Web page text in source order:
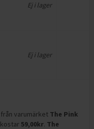
Ej i lager
Ej i lager
från varumärket The Pink
kostar 59,00kr. The